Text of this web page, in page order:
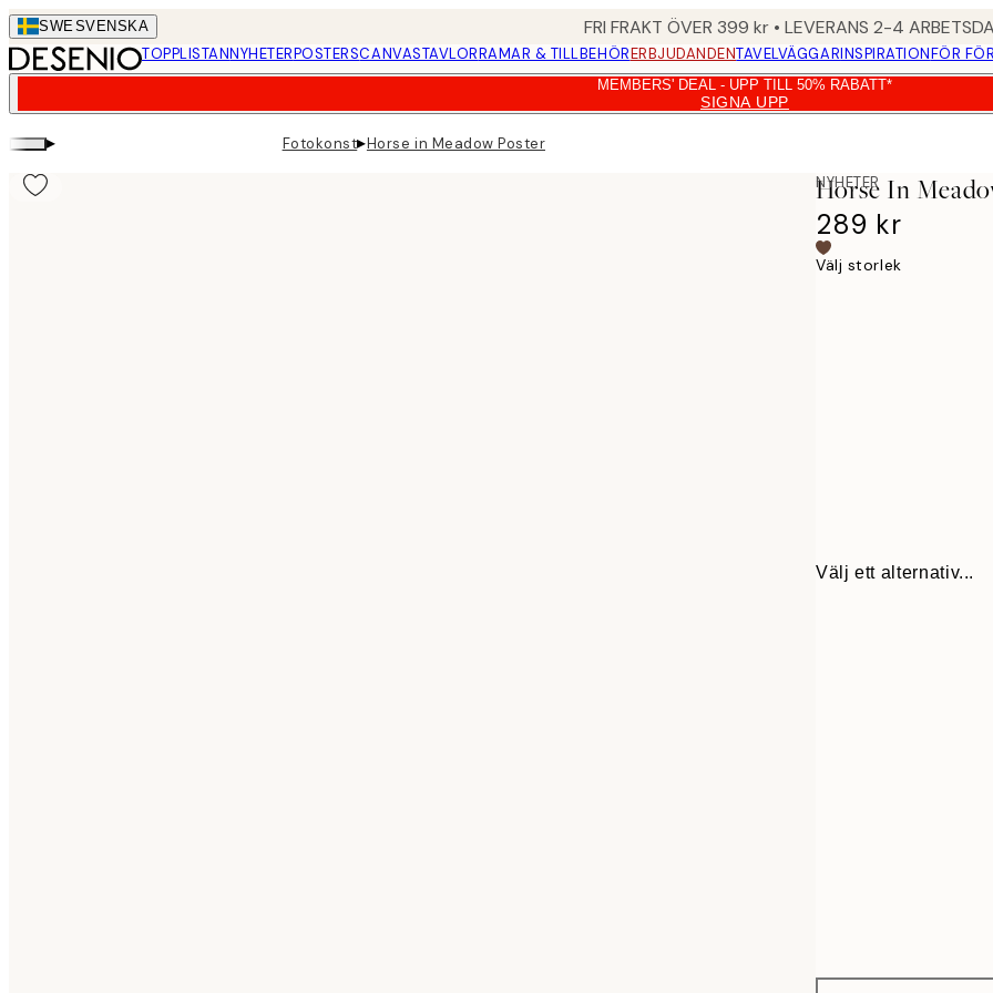
Skip
to
main
SWESVENSKA FRI FRAKT ÖVER 399 kr • LEVERANS 2-4
TOPPLISTANNYHETERPOSTERSCANVASTAVLORRAMAR & TILLBEHÖRERBJUDANDENTAVELVÄGGARINSPIRATIONFÖR
MEMBERS' DEAL - UPP TILL 50% RABATT*
SIGNA UPP
▸ Fotokonst▸Horse in Meadow Poster
NYHETER
Horse In
289 kr
Välj storlek
Välj ett alternativ...